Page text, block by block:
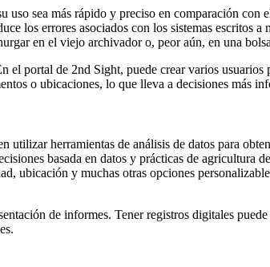
sea más rápido y preciso en comparación con
los errores asociados con los sistemas escritos
en el viejo archivador o, peor aún, en una
portal de 2nd Sight, puede crear varios usuarios
o ubicaciones, lo que lleva a decisiones más
herramientas de análisis de datos para
basada en datos y prácticas de agricultura
ubicación y muchas otras opciones
de informes. Tener registros digitales